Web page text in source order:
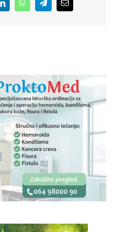
LinkedInWhatsAppTelegramEmail